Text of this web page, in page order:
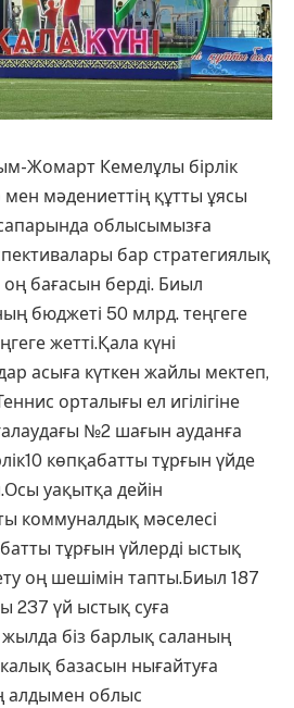
Жомарт Кемелұлы бірлік
мәдениеттің құтты ұясы
облысымызға
бар стратегиялық
бағасын берді. Биыл
бюджеті 50 млрд. теңгеге
жетті.Қала күні
асыға күткен жайлы мектеп,
орталығы ел игілігіне
№2 шағын ауданға
көпқабатты тұрғын үйде
уақытқа дейін
коммуналдық мәселесі
тұрғын үйлерді ыстық
оң шешімін тапты.Биыл 187
237 үй ыстық суға
біз барлық саланың
базасын нығайтуға
алдымен облыс